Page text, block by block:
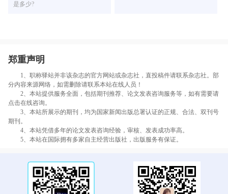
是多少?
郑重声明
1、职称驿站并非该杂志的官方网站或杂志社，直投稿件请联系杂志社。部
分内容来源网络，如需删除请联系本站在线人员！
2、本站提供服务全面，包括期刊推荐、论文发表咨询服务等，如有需要请
点击在线咨询。
3、本站所展示的期刊，均为国家新闻出版总署认证的正规、合法、双刊号
期刊。
4、本站凭借多年的论文发表咨询经验，审核、发表成功率高。
5、本站在国际拥有多家自主经营出版社，出版服务有保证。